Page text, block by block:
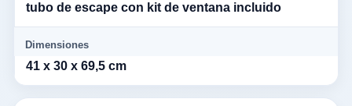
tubo de escape con kit de ventana incluido
Dimensiones
41 x 30 x 69,5 cm